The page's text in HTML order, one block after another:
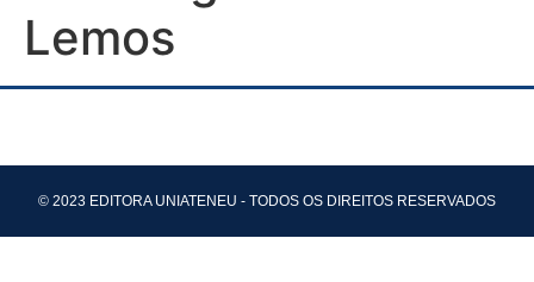
Lemos
© 2023 EDITORA UNIATENEU - TODOS OS DIREITOS RESERVADOS